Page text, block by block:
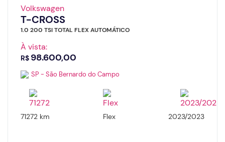
Volkswagen
T-CROSS
1.0 200 TSI TOTAL FLEX AUTOMÁTICO
À vista:
R$ 98.600,00
SP - São Bernardo do Campo
71272 km Flex 2023/2023